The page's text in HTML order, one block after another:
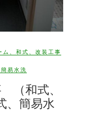
ム 和式 改装工事
簡易水洗
（和式、
、簡易水